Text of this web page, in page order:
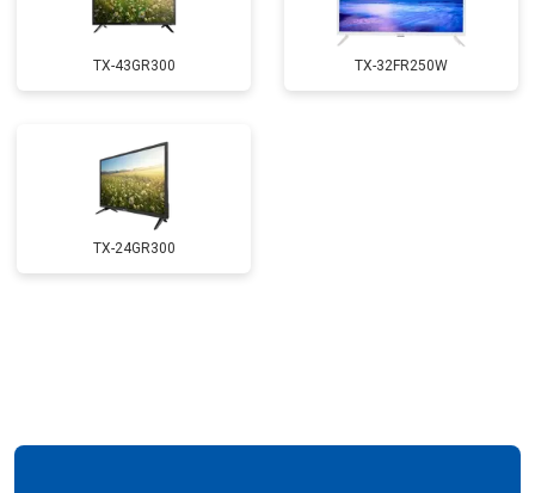
TX-43GR300 TX-32FR250W
TX-24GR300